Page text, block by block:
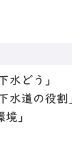
水どう」
水道の役割
」